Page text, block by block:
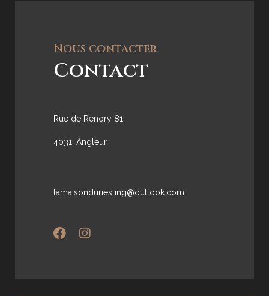
Nous contacter
Contact
Rue de Renory 81
4031, Angleur
lamaisonduriesling@outlook.com